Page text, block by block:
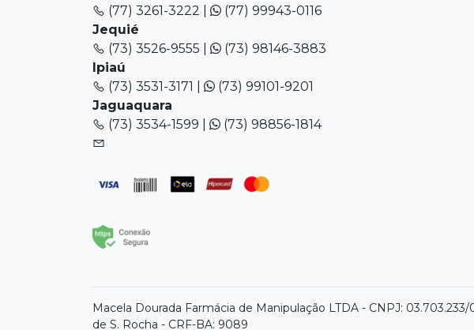
(77) 3261-3222 |
(77) 99943-0116
Jequié
(73) 3526-9555 |
(73) 98146-3883
Ipiaú
(73) 3531-3171 |
(73) 99101-9201
Jaguaquara
(73) 3534-1599 |
(73) 98856-1814
Macela Dourada Farmácia de Manipulação LTDA - CNPJ:
de S. Rocha - CRF-BA: 9089